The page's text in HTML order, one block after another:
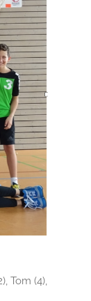
Tom (4),